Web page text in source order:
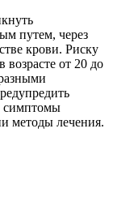
путем, через
крови. Риску
от 20 до
симптомы
методы лечения.